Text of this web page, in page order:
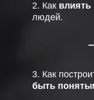
2. Как
людей.
3. Как
быть